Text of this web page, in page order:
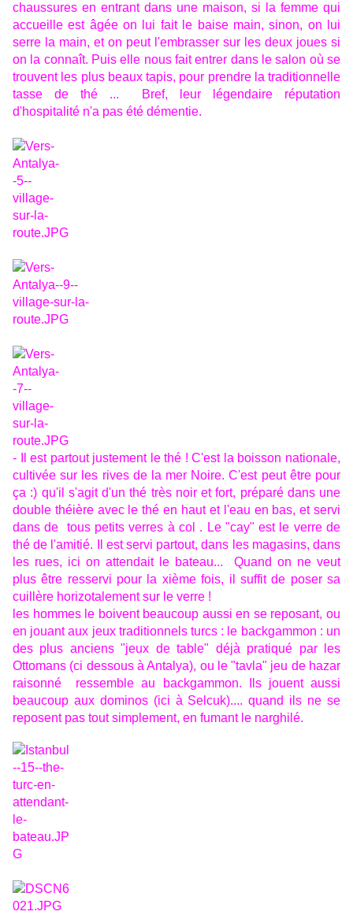
chaussures en entrant dans une maison, si la femme qui
accueille est âgée on lui fait le baise main, sinon, on lui
serre la main, et on peut l'embrasser sur les deux joues si
on la connaît. Puis elle nous fait entrer dans le salon où se
trouvent les plus beaux tapis, pour prendre la traditionnelle
tasse de thé ...
Bref, leur légendaire réputation
d'hospitalité n'a pas été démentie.
- Il est partout justement le thé ! C'est la boisson nationale,
cultivée sur les rives de la mer Noire. C'est peut être pour
ça :) qu'il s'agit d'un thé très noir et fort, préparé dans une
double théière avec le thé en haut et l'eau en bas, et servi
dans de tous petits verres à col . Le "cay" est le verre de
thé de l'amitié. Il est servi partout, dans les magasins, dans
les rues, ici on attendait le bateau... Quand on ne veut
plus être resservi pour la xième fois, il suffit de poser sa
cuillère horizotalement sur le verre !
les hommes le boivent beaucoup aussi en se reposant, ou
en jouant aux jeux traditionnels turcs : le backgammon : un
des plus anciens "jeux de table" déjà pratiqué par les
Ottomans (ci dessous à Antalya), ou le "tavla" jeu de hazar
raisonné ressemble au backgammon. Ils jouent aussi
beaucoup aux dominos (ici à Selcuk).... quand ils ne se
reposent pas tout simplement, en fumant le narghilé.